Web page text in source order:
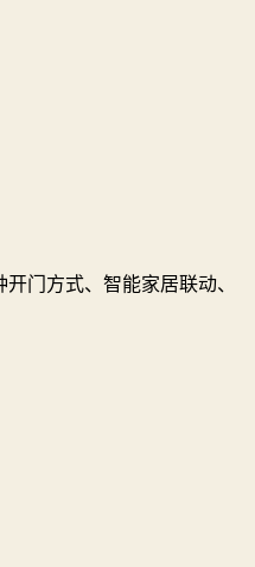
门方式、智能家居联动、